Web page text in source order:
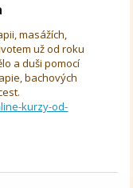
masážích,
už od roku
a duši pomocí
bachových
kurzy-od-